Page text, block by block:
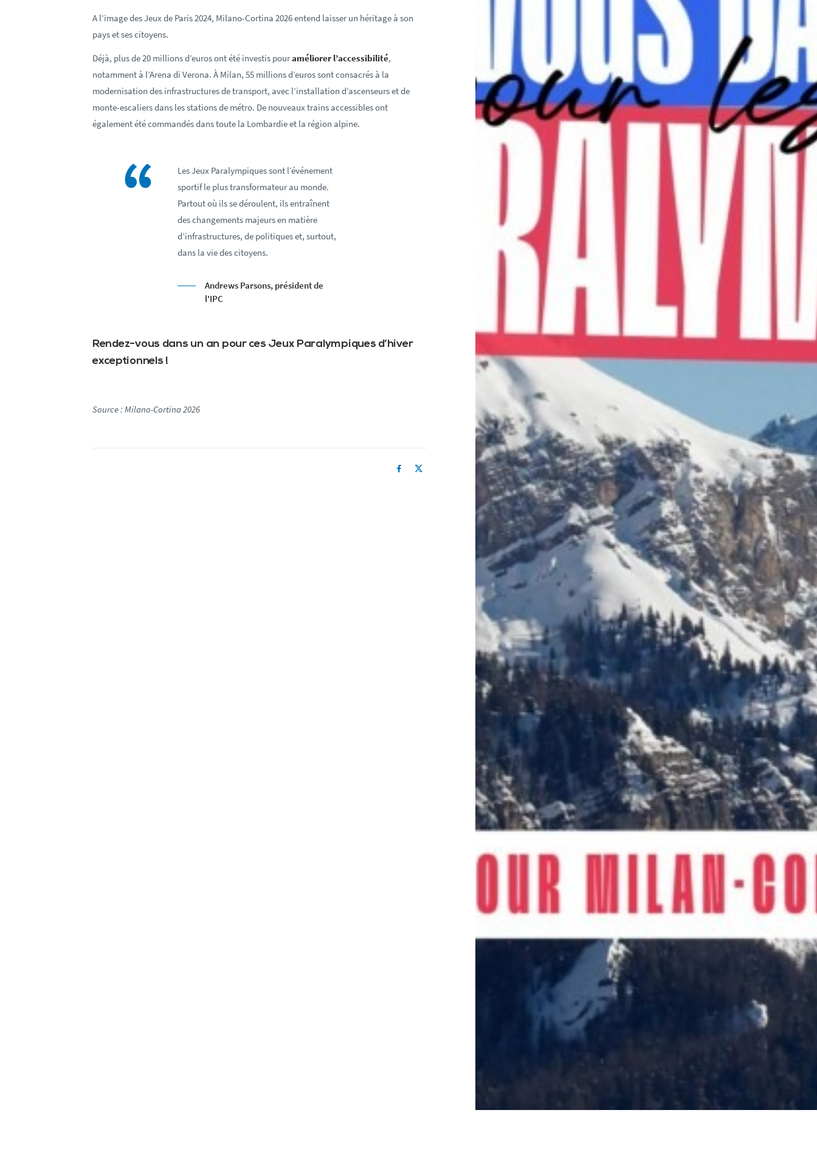
A l’image des Jeux de Paris 2024, Milano-Cortina 2026 entend laisser un héritage à son
pays et ses citoyens.
Déjà, plus de 20 millions d’euros ont été investis pouraméliorer l’accessibilité,
notamment à l’Arena di Verona. À Milan, 55 millions d’euros sont consacrés à la
modernisation des infrastructures de transport, avec l’installation d’ascenseurs et de
monte-escaliers dans les stations de métro. De nouveaux trains accessibles ont
également été commandés dans toute la Lombardie et la région alpine.
Les Jeux Paralympiques sont l’événement
sportif le plus transformateur au monde.
Partout où ils se déroulent, ils entraînent
des changements majeurs en matière
d’infrastructures, de politiques et, surtout,
dans la vie des citoyens.
Andrews Parsons, président de
l'IPC
Rendez-vous dans un an pour ces Jeux Paralympiques d’hiver
exceptionnels !
Source : Milano-Cortina 2026